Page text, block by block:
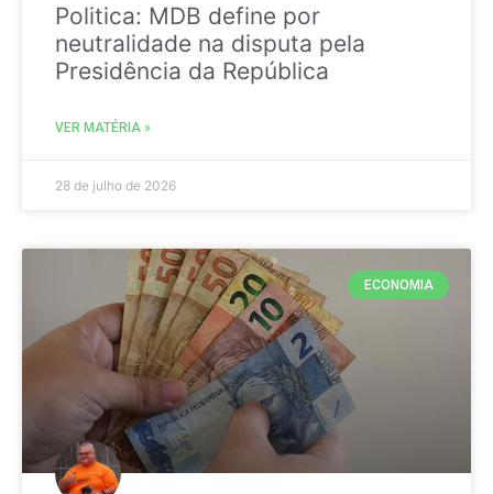
Politica: MDB define por
neutralidade na disputa pela
Presidência da República
VER MATÉRIA »
28 de julho de 2026
ECONOMIA